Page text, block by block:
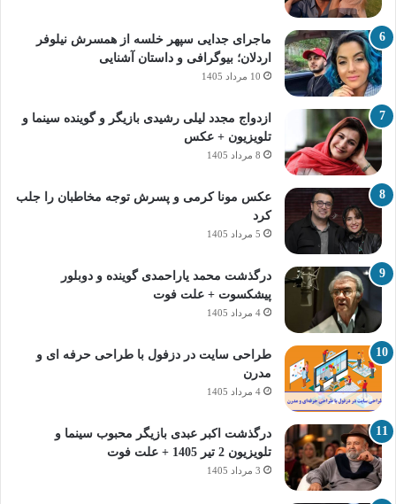
ماجرای جدایی سپهر خلسه از همسرش نیلوفر
اردلان؛ بیوگرافی و داستان آشنایی
10 مرداد 1405
ازدواج مجدد لیلی رشیدی بازیگر و گوینده سینما و
تلویزیون + عکس
8 مرداد 1405
عکس مونا کرمی و پسرش توجه مخاطبان را جلب
کرد
5 مرداد 1405
درگذشت محمد یاراحمدی گوینده و دوبلور
پیشکسوت + علت فوت
4 مرداد 1405
طراحی سایت در دزفول با طراحی حرفه‌ ای و
مدرن
4 مرداد 1405
درگذشت اکبر عبدی بازیگر محبوب سینما و
تلویزیون 2 تیر 1405 + علت فوت
3 مرداد 1405